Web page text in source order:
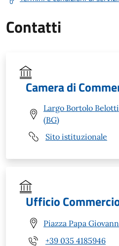
Contatti
Camera di
Largo Bortolo
(BG)
Sito istituzionale
Ufficio
Piazza Papa
+39 035 4185946